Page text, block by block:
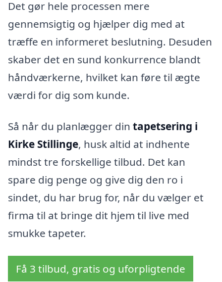
Det gør hele processen mere
gennemsigtig og hjælper dig med at
træffe en informeret beslutning. Desuden
skaber det en sund konkurrence blandt
håndværkerne, hvilket kan føre til ægte
værdi for dig som kunde.
Så når du planlægger din tapetsering i
Kirke Stillinge, husk altid at indhente
mindst tre forskellige tilbud. Det kan
spare dig penge og give dig den ro i
sindet, du har brug for, når du vælger et
firma til at bringe dit hjem til live med
smukke tapeter.
Få 3 tilbud, gratis og uforpligtende